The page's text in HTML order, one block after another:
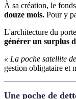
À sa création, le
douze mois. Pour y
L'architecture du
générer un surplus
« La poche satellite
gestion obligataire et
Une poche de